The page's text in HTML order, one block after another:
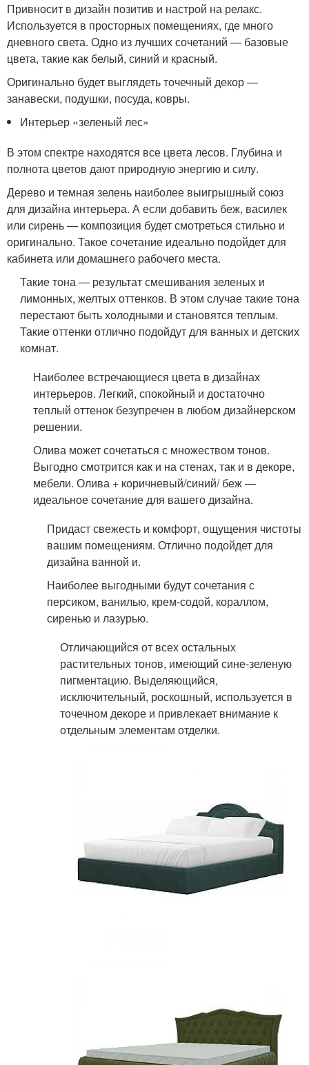
Привносит в дизайн позитив и настрой на релакс.
Используется в просторных помещениях, где много
дневного света. Одно из лучших сочетаний — базовые
цвета, такие как белый, синий и красный.
Оригинально будет выглядеть точечный декор —
занавески, подушки, посуда, ковры.
Интерьер «зеленый лес»
В этом спектре находятся все цвета лесов. Глубина и
полнота цветов дают природную энергию и силу.
Дерево и темная зелень наиболее выигрышный союз
для дизайна интерьера. А если добавить беж, василек
или сирень — композиция будет смотреться стильно и
оригинально. Такое сочетание идеально подойдет для
кабинета или домашнего рабочего места.
Такие тона — результат смешивания зеленых и
лимонных, желтых оттенков. В этом случае такие тона
перестают быть холодными и становятся теплым.
Такие оттенки отлично подойдут для ванных и детских
комнат.
Наиболее встречающиеся цвета в дизайнах
интерьеров. Легкий, спокойный и достаточно
теплый оттенок безупречен в любом дизайнерском
решении.
Олива может сочетаться с множеством тонов.
Выгодно смотрится как и на стенах, так и в декоре,
мебели. Олива + коричневый/синий/ беж —
идеальное сочетание для вашего дизайна.
Придаст свежесть и комфорт, ощущения чистоты
вашим помещениям. Отлично подойдет для
дизайна ванной и.
Наиболее выгодными будут сочетания с
персиком, ванилью, крем-содой, кораллом,
сиренью и лазурью.
Отличающийся от всех остальных
растительных тонов, имеющий сине-зеленую
пигментацию. Выделяющийся,
исключительный, роскошный, используется в
точечном декоре и привлекает внимание к
отдельным элементам отделки.